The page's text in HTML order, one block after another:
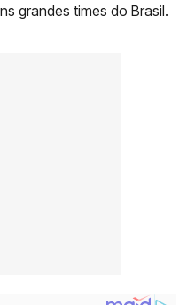
grandes times do Brasil.